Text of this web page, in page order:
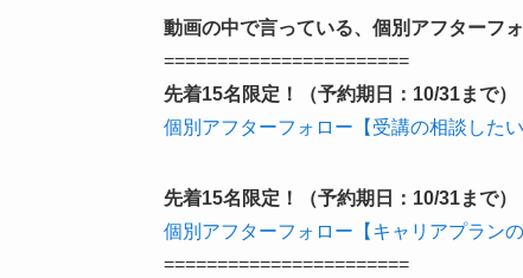
動画の中で言っている、個別アフターフ
=======================
先着15名限定！（予約期日：10/31まで）
個別アフターフォロー【受講の相談したい
先着15名限定！（予約期日：10/31まで）
個別アフターフォロー【キャリアプラン
=======================